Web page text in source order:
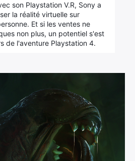
son Playstation V.R, Sony a
la réalité virtuelle sur
Et si les ventes ne
non plus, un potentiel s'est
de l'aventure Playstation 4.